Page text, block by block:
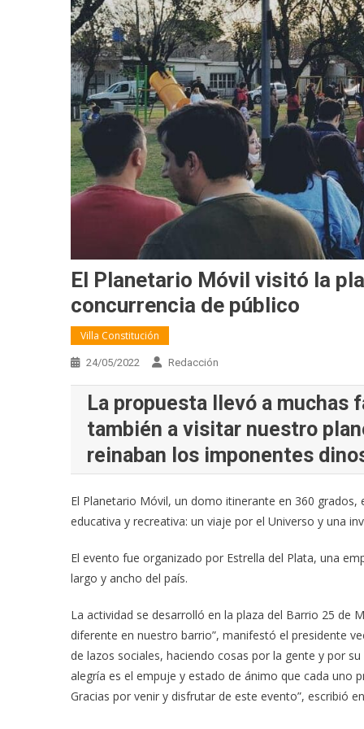
El Planetario Móvil visitó la
concurrencia de público
Villa Constitución
24/05/2022 Redacción
La propuesta llevó a muchas
también a visitar nuestro
reinaban los imponentes
El Planetario Móvil, un domo itinerante en 360
educativa y recreativa: un viaje por el Universo y una
El evento fue organizado por Estrella del Plata, una
largo y ancho del país.
La actividad se desarrolló en la plaza del Barrio 25 de
diferente en nuestro barrio”, manifestó el presidente
de lazos sociales, haciendo cosas por la gente y por
alegría es el empuje y estado de ánimo que cada uno
Gracias por venir y disfrutar de este evento”, escribió